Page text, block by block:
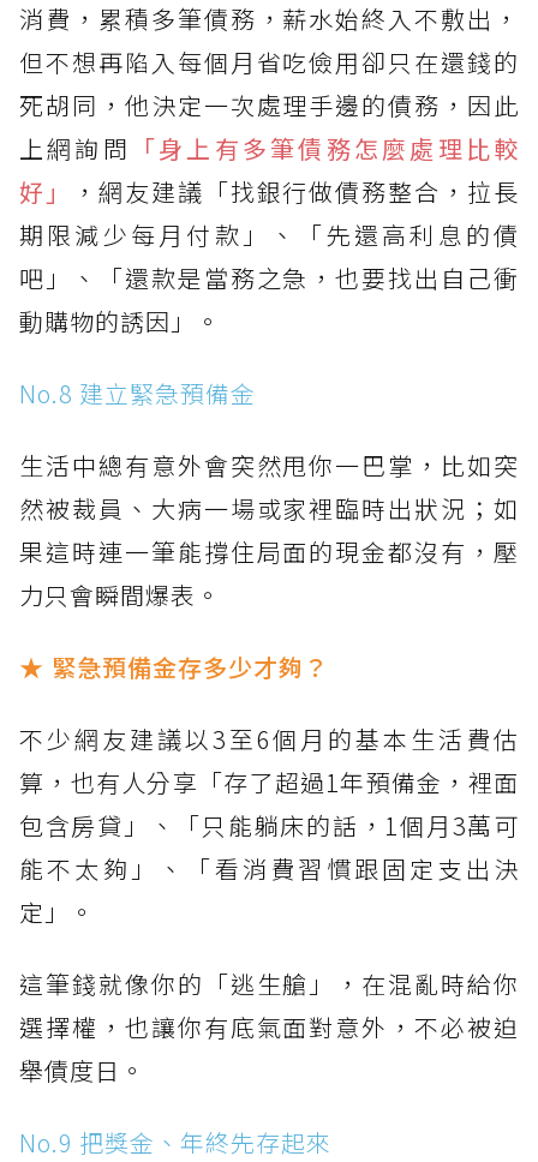
消費，累積多筆債務，薪水始終入不敷出，
但不想再陷入每個月省吃儉用卻只在還錢的
死胡同，他決定一次處理手邊的債務，因此
上網詢問 「身上有多筆債務怎麼處理比較
好」
，網友建議「找銀行做債務整合，拉長
期限減少每月付款」、「先還高利息的債
吧」、「還款是當務之急，也要找出自己衝
動購物的誘因」。
No.8 建立緊急預備金
生活中總有意外會突然甩你一巴掌，比如突
然被裁員、大病一場或家裡臨時出狀況；如
果這時連一筆能撐住局面的現金都沒有，壓
力只會瞬間爆表。
★ 緊急預備金存多少才夠？
不少網友建議以3至6個月的基本生活費估
算，也有人分享「存了超過1年預備金，裡面
包含房貸」、「只能躺床的話，1個月3萬可
能不太夠」、「看消費習慣跟固定支出決
定」。
這筆錢就像你的「逃生艙」，在混亂時給你
選擇權，也讓你有底氣面對意外，不必被迫
舉債度日。
No.9 把獎金、年終先存起來